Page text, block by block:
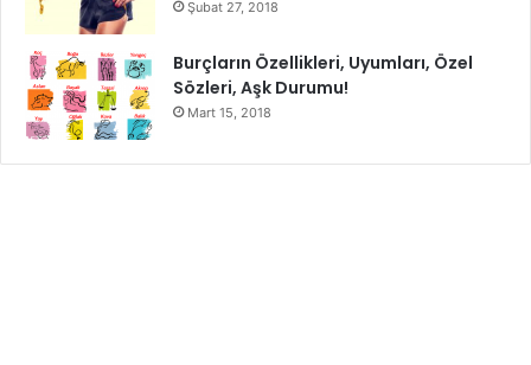
ve halatuvalet alışkanlığıkazandırılamamışsa geç
kalınmadan profesyonel bir yardıma başvurmak en doğru
yol olacaktır.
Şubat 27, 2018
Burçların Özellikleri, Uyumları, Özel
Sözleri, Aşk Durumu!
Mart 15, 2018